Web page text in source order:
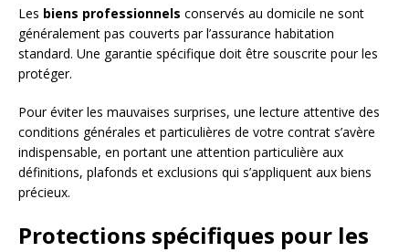
Les biens professionnels conservés au domicile ne sont
généralement pas couverts par l’assurance habitation
standard. Une garantie spécifique doit être souscrite pour les
protéger.
Pour éviter les mauvaises surprises, une lecture attentive des
conditions générales et particulières de votre contrat s’avère
indispensable, en portant une attention particulière aux
définitions, plafonds et exclusions qui s’appliquent aux biens
précieux.
Protections spécifiques pour les